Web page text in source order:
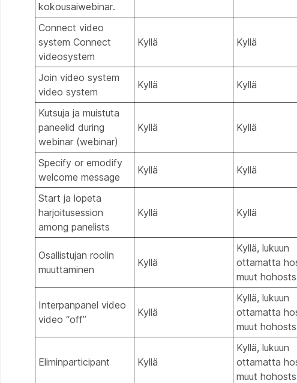
kokousaiwebinar.
Connect video
system Connect
videosystem
Kyllä Kyllä
Join video system
video system
Kyllä Kyllä
Kutsuja ja muistuta
paneelid during
webinar (webinar)
Kyllä Kyllä
Specify or emodify
welcome message
Kyllä Kyllä
Start ja lopeta
harjoitusession
among panelists
Kyllä Kyllä
Osallistujan roolin
muuttaminen
Kyllä
Kyllä, lukuun
ottamatta
muut hohosts
Interpanpanel video
video “off”
Kyllä
Kyllä, lukuun
ottamatta
muut hohosts
Eliminparticipant Kyllä
Kyllä, lukuun
ottamatta
muut hohosts